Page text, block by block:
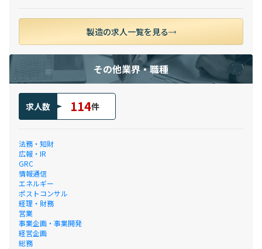
製造の求人一覧を見る
その他業界・職種
求人数 114件
法務・知財
広報・IR
GRC
情報通信
エネルギー
ポストコンサル
経理・財務
営業
事業企画・事業開発
経営企画
総務